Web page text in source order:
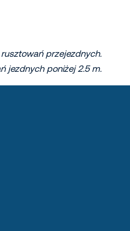
przejezdnych.
jezdnych poniżej 2.5 m.